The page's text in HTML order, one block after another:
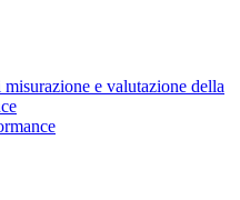
misurazione e valutazione della